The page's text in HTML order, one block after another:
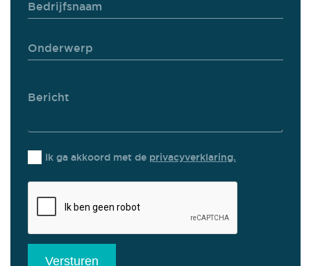
Ik ga akkoord met de privacyverklaring.
Versturen